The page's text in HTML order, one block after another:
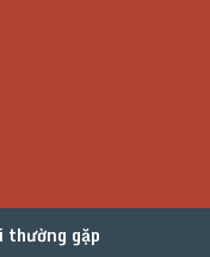
thường gặp